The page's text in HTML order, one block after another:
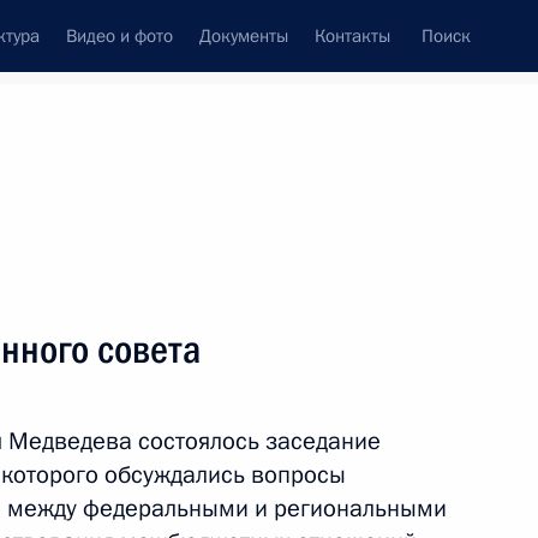
Видео и фото Документы Контакты Поиск
Подписаться на ленту
совета
состоялось заседание
обсуждались вопросы
федеральными и региональными